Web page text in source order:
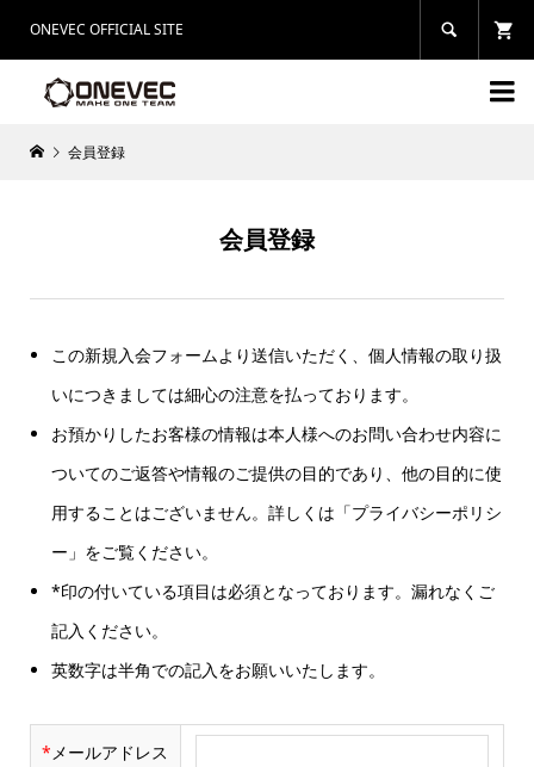
ONEVEC OFFICIAL SITE 

会員登録
会員登録
この新規入会フォームより送信いただく、個人情報の取り扱
いにつきましては細心の注意を払っております。
お預かりしたお客様の情報は本人様へのお問い合わせ内容に
ついてのご返答や情報のご提供の目的であり、他の目的に使
用することはございません。詳しくは「プライバシーポリシ
ー」をご覧ください。
*印の付いている項目は必須となっております。漏れなくご
記入ください。
英数字は半角での記入をお願いいたします。
*メールアドレス